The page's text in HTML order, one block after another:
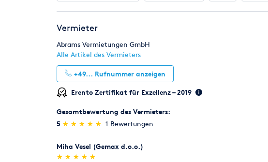
Vermieter
Abrams Vermietungen GmbH
Alle Artikel des Vermieters
+49... Rufnummer anzeigen
Erento Zertifikat für Exzellenz – 2019
Gesamtbewertung des Vermieters:
5 (*)
★
★
(*) ★
★
(*) ★
★
(*) ★
★
(*) ★
★ 1 Bewertungen
Miha Vesel (Gemax d.o.o.)
(*)
★
★
(*) ★
★
(*) ★
★
(*) ★
★
(*) ★
★